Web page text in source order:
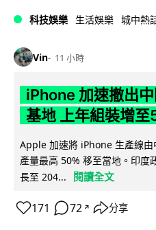
科技娛樂 生活娛樂 城中熱
Vin 11 小時
iPhone 加速撤出
基地 上年組裝增
Apple 加速將 iPhone 生產線
產量最高 50% 移至當地。印度
長至 204...
閱讀全文
171 72 ↗ 分享